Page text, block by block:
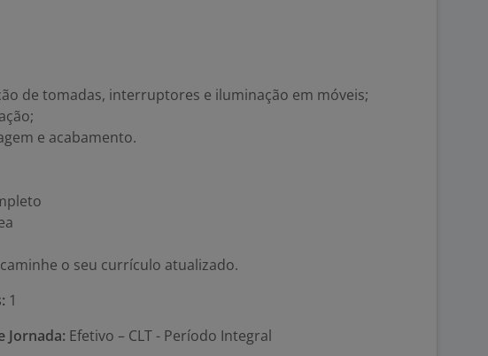
de tomadas, interruptores e iluminação em móveis;
e acabamento.
o seu currículo atualizado.
1
Jornada: Efetivo – CLT - Período Integral